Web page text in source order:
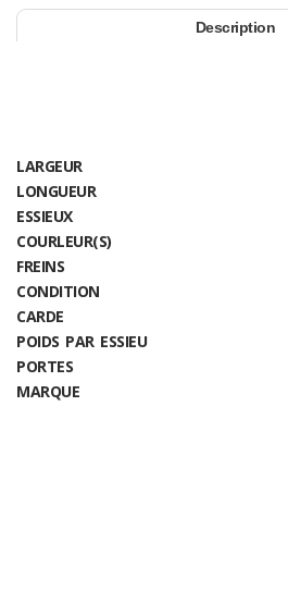
Description
LARGEUR
LONGUEUR
ESSIEUX
COURLEUR(S)
FREINS
CONDITION
CARDE
POIDS PAR ESSIEU
PORTES
MARQUE